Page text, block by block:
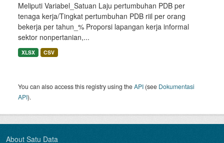
Meliputi Variabel_Satuan Laju pertumbuhan PDB per
tenaga kerja/Tingkat pertumbuhan PDB riil per orang
bekerja per tahun_% Proporsi lapangan kerja informal
sektor nonpertanian,...
XLSX CSV
You can also access this registry using theAPI (see Dokumentasi
API).
About Satu Data